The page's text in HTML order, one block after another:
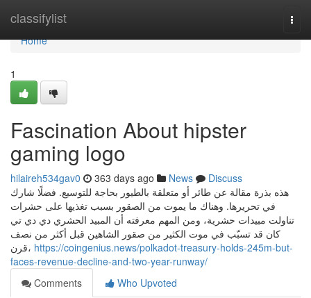
classifylist
Home
Home
1
Fascination About hipster
gaming logo
hilaireh534gav0 363 days ago News
Discuss
هذه بذرة مقالة عن طائر أو متعلقة بالطيور بحاجة للتوسيع. فضلًا شارك
في تحريرها. وهناك ما يموت من الصقور بسبب تغذيها على حشرات
تناولت مبيدات حشرية، ومن المهم معرفته أن المبيد الحشري دي دي تي
كان قد تسبّب في موت الكثير من صقور الشاهين قبل أكثر من نصف
قرن، https://coingenius.news/polkadot-treasury-holds-245m-but-
faces-revenue-decline-and-two-year-runway/
Comments
Who Upvoted